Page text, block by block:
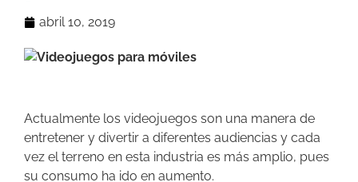
abril 10, 2019
Actualmente los videojuegos son una manera de
entretener y divertir a diferentes audiencias y cada
vez el terreno en esta industria es más amplio, pues
su consumo ha ido en aumento.